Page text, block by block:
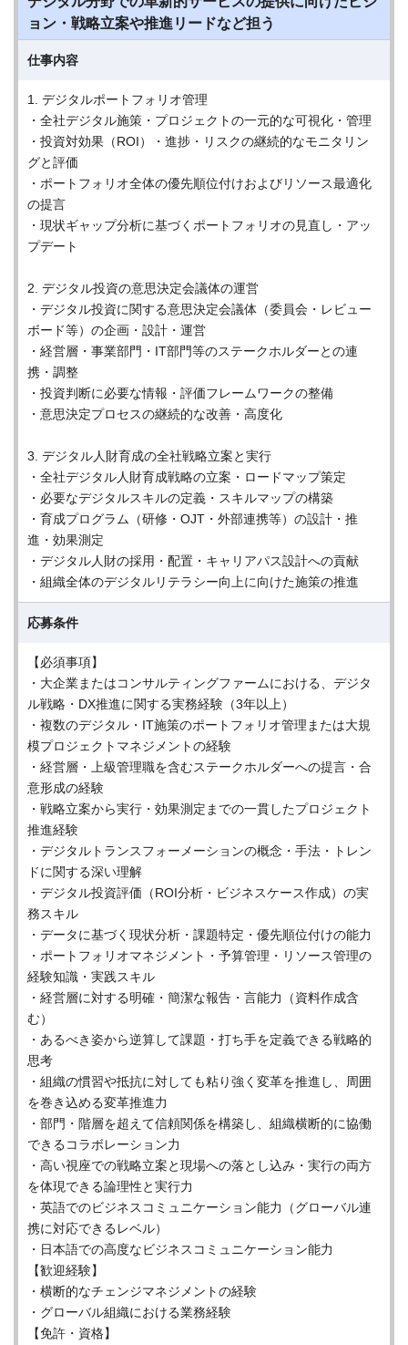
ョン・戦略立案や推進リードなど担う
仕事内容
1. デジタルポートフォリオ管理
・全社デジタル施策・プロジェクトの一元的な可視化・管理
・投資対効果（ROI）・進捗・リスクの継続的なモニタリン
グと評価
・ポートフォリオ全体の優先順位付けおよびリソース最適化
の提言
・現状ギャップ分析に基づくポートフォリオの見直し・アッ
プデート
2. デジタル投資の意思決定会議体の運営
・デジタル投資に関する意思決定会議体（委員会・レビュー
ボード等）の企画・設計・運営
・経営層・事業部門・IT部門等のステークホルダーとの連
携・調整
・投資判断に必要な情報・評価フレームワークの整備
・意思決定プロセスの継続的な改善・高度化
3. デジタル人財育成の全社戦略立案と実行
・全社デジタル人財育成戦略の立案・ロードマップ策定
・必要なデジタルスキルの定義・スキルマップの構築
・育成プログラム（研修・OJT・外部連携等）の設計・推
進・効果測定
・デジタル人財の採用・配置・キャリアパス設計への貢献
・組織全体のデジタルリテラシー向上に向けた施策の推進
応募条件
【必須事項】
・大企業またはコンサルティングファームにおける、デジタ
ル戦略・DX推進に関する実務経験（3年以上）
・複数のデジタル・IT施策のポートフォリオ管理または大規
模プロジェクトマネジメントの経験
・経営層・上級管理職を含むステークホルダーへの提言・合
意形成の経験
・戦略立案から実行・効果測定までの一貫したプロジェクト
推進経験
・デジタルトランスフォーメーションの概念・手法・トレン
ドに関する深い理解
・デジタル投資評価（ROI分析・ビジネスケース作成）の実
務スキル
・データに基づく現状分析・課題特定・優先順位付けの能力
・ポートフォリオマネジメント・予算管理・リソース管理の
経験知識・実践スキル
・経営層に対する明確・簡潔な報告・言能力（資料作成含
む）
・あるべき姿から逆算して課題・打ち手を定義できる戦略的
思考
・組織の慣習や抵抗に対しても粘り強く変革を推進し、周囲
を巻き込める変革推進力
・部門・階層を超えて信頼関係を構築し、組織横断的に協働
できるコラボレーション力
・高い視座での戦略立案と現場への落とし込み・実行の両方
を体現できる論理性と実行力
・英語でのビジネスコミュニケーション能力（グローバル連
携に対応できるレベル）
・日本語での高度なビジネスコミュニケーション能力
【歓迎経験】
・横断的なチェンジマネジメントの経験
・グローバル組織における業務経験
【免許・資格】